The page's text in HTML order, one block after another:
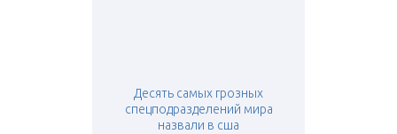
Десять самых грозных
спецподразделений мира
назвали в сша